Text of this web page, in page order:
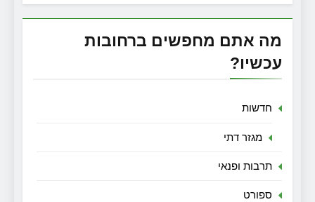
מה אתם מחפשים ברחובות
עכשיו?
חדשות
מגזר דתי
תרבות ופנאי
ספורט